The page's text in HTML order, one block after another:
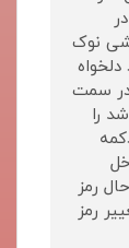
نوک
در سمت
را
رمز
رمز